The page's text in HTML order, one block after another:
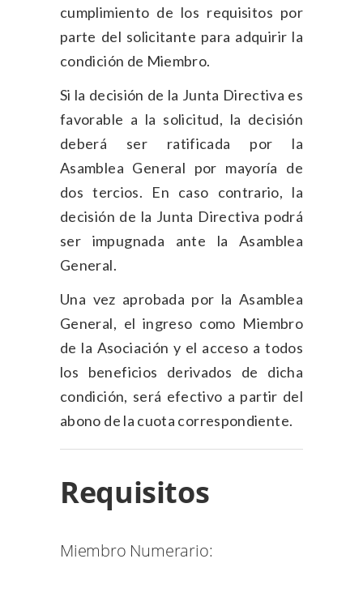
cumplimiento de los requisitos por
parte del solicitante para adquirir la
condición de Miembro.
Si la decisión de la Junta Directiva es
favorable a la solicitud, la decisión
deberá ser ratificada por la
Asamblea General por mayoría de
dos tercios. En caso contrario, la
decisión de la Junta Directiva podrá
ser impugnada ante la Asamblea
General.
Una vez aprobada por la Asamblea
General, el ingreso como Miembro
de la Asociación y el acceso a todos
los beneficios derivados de dicha
condición, será efectivo a partir del
abono de la cuota correspondiente.
Requisitos
Miembro Numerario: